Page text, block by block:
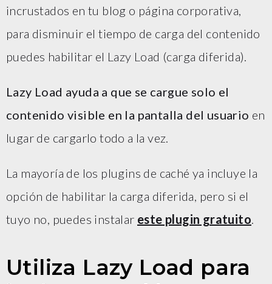
incrustados en tu blog o página corporativa,
para disminuir el tiempo de carga del contenido
puedes habilitar el Lazy Load (carga diferida).
Lazy Load ayuda a que se cargue solo el
contenido visible en la pantalla del usuario en
lugar de cargarlo todo a la vez.
La mayoría de los plugins de caché ya incluye la
opción de habilitar la carga diferida, pero si el
tuyo no, puedes instalar este plugin gratuito.
Utiliza Lazy Load para